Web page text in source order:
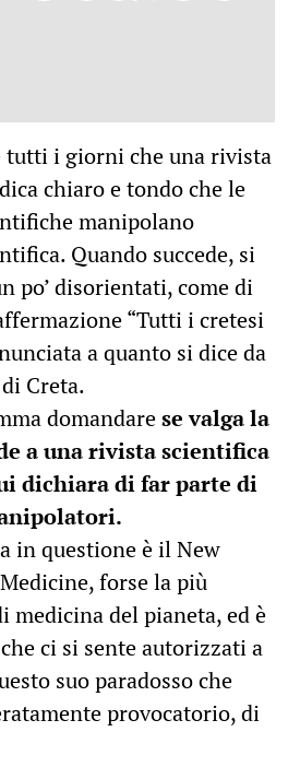
tutti i giorni che una rivista
chiaro e tondo che le
manipolano
Quando succede, si
po’ disorientati, come di
“Tutti i cretesi
a quanto si dice da
Creta.
domandarese valga la
a una rivista scientifica
dichiara di far parte di
in questione è il New
forse la più
medicina del pianeta, ed è
ci si sente autorizzati a
suo paradosso che
provocatorio, di